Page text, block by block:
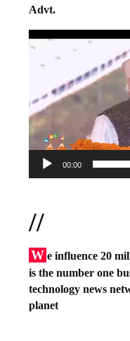
Advt.
Video
00:00
//
W e influence 20
is the number one
technology news
planet